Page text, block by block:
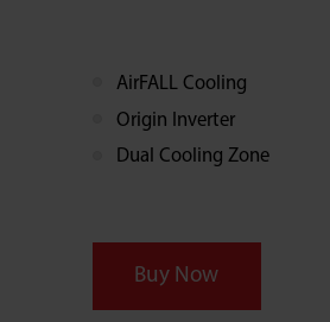
AirFALL Cooling
Origin Inverter
Dual Cooling Zone
Buy Now